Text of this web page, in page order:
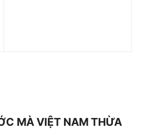
MÀ VIỆT NAM THỪA